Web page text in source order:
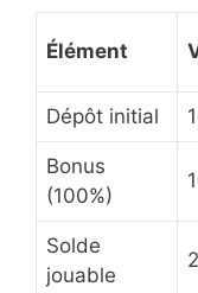
Élément
Dépôt initial
Bonus
(100%)
Solde
jouable